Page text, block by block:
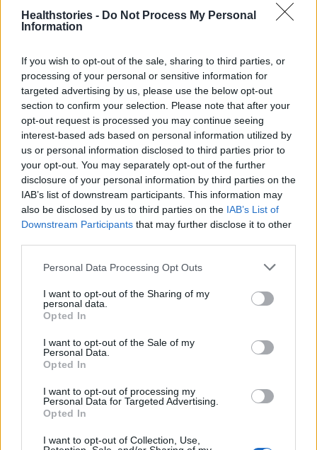
Healthstories - Do Not Process My Personal
Information
If you wish to opt-out of the sale, sharing to third parties, or
processing of your personal or sensitive information for
targeted advertising by us, please use the below opt-out
section to confirm your selection. Please note that after your
opt-out request is processed you may continue seeing
interest-based ads based on personal information utilized by
us or personal information disclosed to third parties prior to
your opt-out. You may separately opt-out of the further
disclosure of your personal information by third parties on the
IAB’s list of downstream participants. This information may
also be disclosed by us to third parties on the IAB’s List of
Downstream Participants that may further disclose it to other
Personal Data Processing Opt Outs
I want to opt-out of the Sharing of my
personal data.
Opted In
I want to opt-out of the Sale of my
Personal Data.
Opted In
I want to opt-out of processing my
Personal Data for Targeted Advertising.
Opted In
I want to opt-out of Collection, Use,
καλά, αν και είναι καλύτερο να παγώσετε μια
ολόκληρη φρουτόπιτα αντί για μεμονωμένες
φέτες. Οι φρουτόπιτες διατηρούνται έως και
τέσσερις μήνες.
Πίτες με κρέμα:Αν και τεχνικά μπορείτε να
παγώσετε μια κρέμα κρέμας, δεν το
συνιστούμε. Αυτό συμβαίνει γιατί όταν οι πίτες
κρέμας παγώσουν και στη συνέχεια
ξεπαγώσουν, μπορεί να νερουλιάσουν. Ως
αποτέλεσμα, η υφή της πίτας δεν θα είναι η
Αλμυρές πίτες: Οι αλμυρές πίτες μπορούν να
παγώσουν καλά, αλλά ο βαθμός στον οποίο
επιβιώνουν στη διαδικασία κατάψυξης και
απόψυξης εξαρτάται από τα συστατικά της
βοσκού, μπορεί συνήθως να καταψυχθεί, θα
πρέπει να αποφύγετε να παγώσετε μια
αλμυρή πίτα με συστατικά που δεν